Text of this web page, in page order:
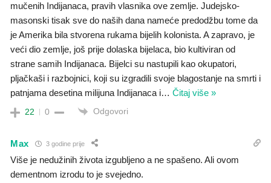
mučenih Indijanaca, pravih vlasnika ove zemlje. Judejsko-
masonski tisak sve do naših dana nameće predodžbu tome da
je Amerika bila stvorena rukama bijelih kolonista. A zapravo, je
veći dio zemlje, još prije dolaska bijelaca, bio kultiviran od
strane samih Indijanaca. Bijelci su nastupili kao okupatori,
pljačkaši i razbojnici, koji su izgradili svoje blagostanje na smrti i
patnjama desetina milijuna Indijanaca i… Čitaj više »
22 0 Odgovori
Max 3 godine prije
Više je nedužinih života izgubljeno a ne spašeno. Ali ovom
dementnom izrodu to je svejedno.